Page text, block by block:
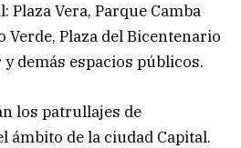
Vera, Parque Camba
Verde, Plaza del Bicentenario
demás espacios públicos.
los patrullajes de
ámbito de la ciudad Capital.